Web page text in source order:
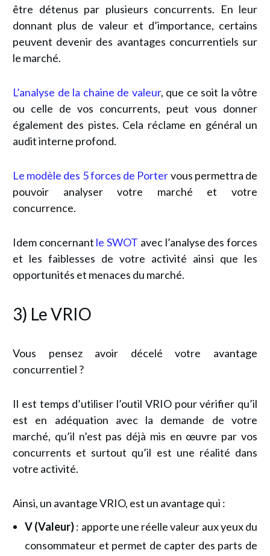
être détenus par plusieurs concurrents. En leur
donnant plus de valeur et d’importance, certains
peuvent devenir des avantages concurrentiels sur
le marché.
L’analyse de la chaine de valeur, que ce soit la vôtre
ou celle de vos concurrents, peut vous donner
également des pistes. Cela réclame en général un
audit interne profond.
Le modèle des 5 forces de Portervous permettra de
pouvoir analyser votre marché et votre
concurrence.
Idem concernant le SWOT avec l’analyse des forces
et les faiblesses de votre activité ainsi que les
opportunités et menaces du marché.
3) Le VRIO
Vous pensez avoir décelé votre avantage
concurrentiel ?
Il est temps d’utiliser l’outil VRIO pour vérifier qu’il
est en adéquation avec la demande de votre
marché, qu’il n’est pas déjà mis en œuvre par vos
concurrents et surtout qu’il est une réalité dans
votre activité.
Ainsi, un avantage VRIO, est un avantage qui :
V (Valeur): apporte une réelle valeur aux yeux du
consommateur et permet de capter des parts de